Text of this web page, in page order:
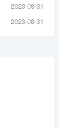
2023-08-31
2023-08-31